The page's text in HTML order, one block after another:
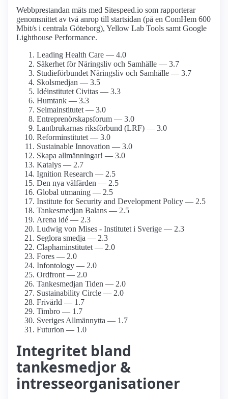
Webbprestandan mäts med Sitespeed.io som rapporterar
genomsnittet av två anrop till startsidan (på en ComHem 600
Mbit/s i centrala Göteborg), Yellow Lab Tools samt Google
Lighthouse Performance.
Leading Health Care — 4.0
Säkerhet för Näringsliv och Samhälle — 3.7
Studie­förbundet Näringsliv och Samhälle — 3.7
Skolsmedjan — 3.5
Idéinstitutet Civitas — 3.3
Humtank — 3.3
Selmainstitutet — 3.0
Entreprenörskaps­forum — 3.0
Lantbrukarnas riksförbund (LRF) — 3.0
Reform­institutet — 3.0
Sustainable Innovation — 3.0
Skapa allmänningar! — 3.0
Katalys — 2.7
Ignition Research — 2.5
Den nya välfärden — 2.5
Global utmaning — 2.5
Institute for Security and Development Policy — 2.5
Tankesmedjan Balans — 2.5
Arena idé — 2.3
Ludwig von Mises - Institutet i Sverige — 2.3
Seglora smedja — 2.3
Clapham­institutet — 2.0
Fores — 2.0
Infontology — 2.0
Ordfront — 2.0
Tankesmedjan Tiden — 2.0
Sustainability Circle — 2.0
Frivärld — 1.7
Timbro — 1.7
Sveriges Allmännytta — 1.7
Futurion — 1.0
Integritet bland
tankesmedjor &
intresseorganisationer